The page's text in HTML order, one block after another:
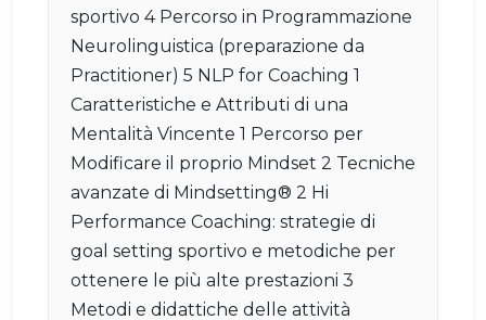
sportivo 4 Percorso in Programmazione
Neurolinguistica (preparazione da
Practitioner) 5 NLP for Coaching 1
Caratteristiche e Attributi di una
Mentalità Vincente 1 Percorso per
Modificare il proprio Mindset 2 Tecniche
avanzate di Mindsetting® 2 Hi
Performance Coaching: strategie di
goal setting sportivo e metodiche per
ottenere le più alte prestazioni 3
Metodi e didattiche delle attività